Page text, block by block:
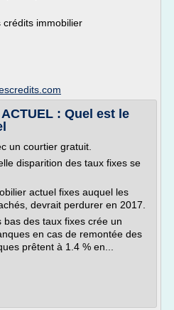
immobilier
: Quel est le
un courtier gratuit.
disparition des taux fixes se
actuel fixes auquel les
devrait perdurer en 2017.
des taux fixes crée un
en cas de remontée des
prêtent à 1.4 % en...